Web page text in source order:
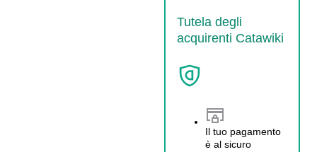
Tutela degli
acquirenti Catawiki
Il tuo pagamento
è al sicuro